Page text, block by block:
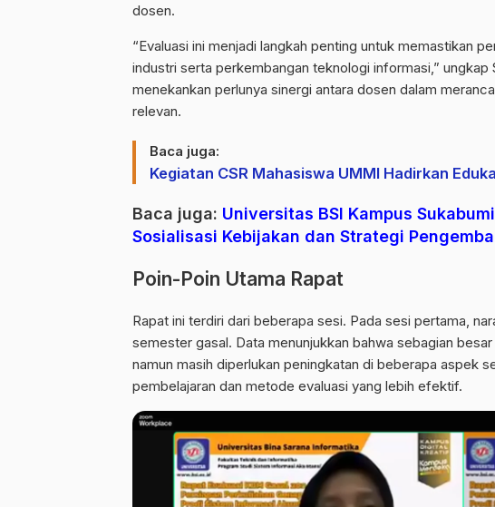
dosen.
“Evaluasi ini menjadi langkah penting untuk memastikan
industri serta perkembangan teknologi informasi,” ungkap
menekankan perlunya sinergi antara dosen dalam
relevan.
Baca juga:
Kegiatan CSR Mahasiswa UMMI Hadirkan
Baca juga: Universitas BSI Kampus
Sosialisasi Kebijakan dan Strategi
Poin-Poin Utama Rapat
Rapat ini terdiri dari beberapa sesi. Pada sesi pertama,
semester gasal. Data menunjukkan bahwa sebagian
namun masih diperlukan peningkatan di beberapa aspek
pembelajaran dan metode evaluasi yang lebih efektif.